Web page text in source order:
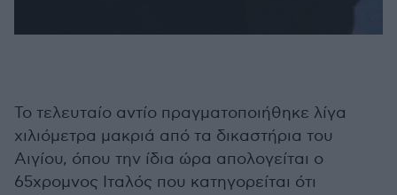
Το τελευταίο αντίο πραγματοποιήθηκε λίγα
χιλιόμετρα μακριά από τα δικαστήρια του
Αιγίου, όπου την ίδια ώρα απολογείται ο
65χρομνος Ιταλός που κατηγορείται ότι